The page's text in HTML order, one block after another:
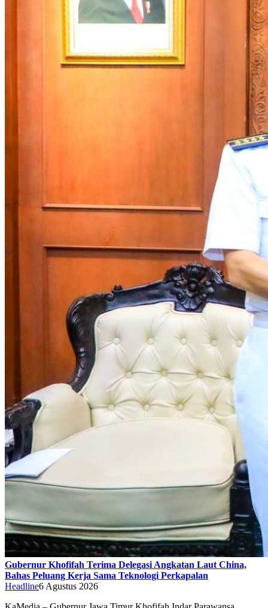
Gubernur Khofifah Terima Delegasi Angkatan Laut China,
Bahas Peluang Kerja Sama Teknologi Perkapalan
Headline6 Agustus 2026